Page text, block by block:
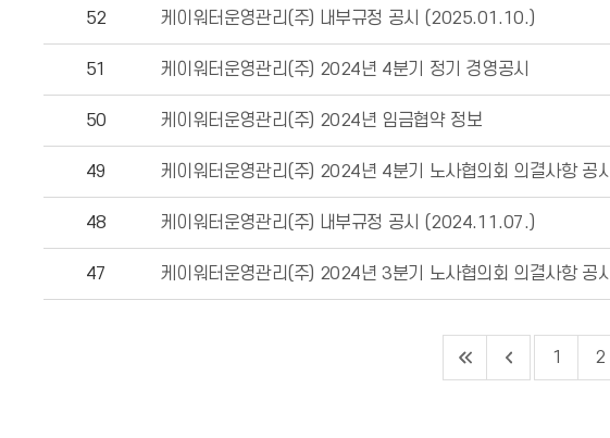
52 케이워터운영관리(주) 내부규정 공시 (2025.01.10.)
51 케이워터운영관리(주) 2024년 4분기 정기 경영공시
50 케이워터운영관리(주) 2024년 임금협약 정보
49 케이워터운영관리(주) 2024년 4분기 노사협의회 의결사항 공시
48 케이워터운영관리(주) 내부규정 공시 (2024.11.07.)
47 케이워터운영관리(주) 2024년 3분기 노사협의회 의결사항 공시
1 2